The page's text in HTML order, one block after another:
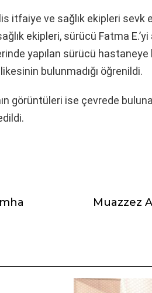
itfaiye ve sağlık ekipleri sevk
ekipleri, sürücü Fatma E.’yi
yapılan sürücü hastaneye
bulunmadığı öğrenildi.
görüntüleri ise çevrede
Muazzez